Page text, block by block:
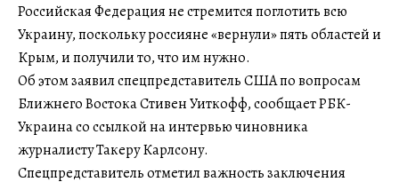
Российская Федерация не стремится поглотить всю
Украину, поскольку россияне «вернули» пять областей и
Крым, и получили то, что им нужно.
Об этом заявил спецпредставитель США по вопросам
Ближнего Востока Стивен Уиткофф, сообщает РБК-
Украина со ссылкой на интервью чиновника
журналисту Такеру Карлсону.
Спецпредставитель отметил важность заключения